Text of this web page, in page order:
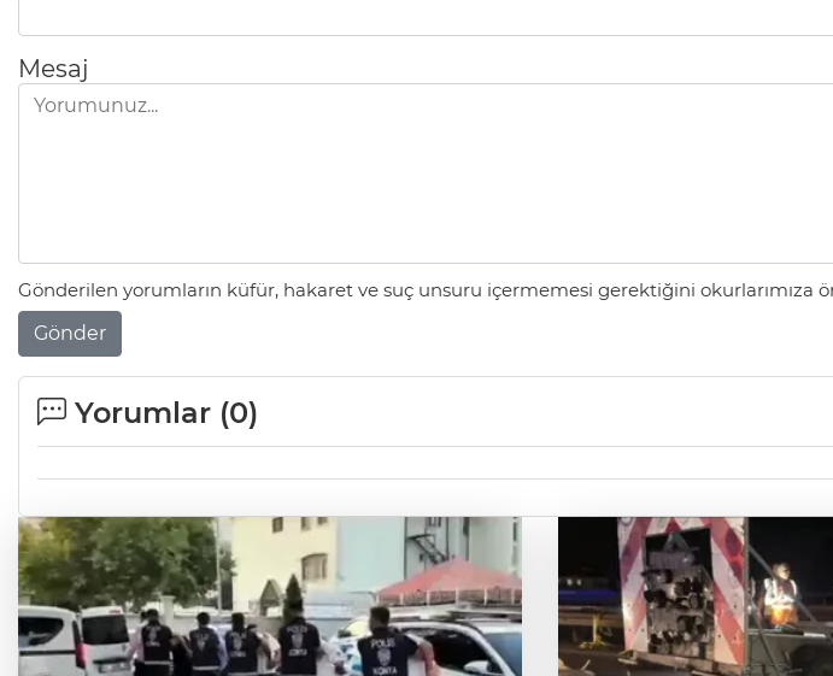
Mesaj
Gönderilen yorumların küfür, hakaret ve suç unsuru içermemesi gerektiğini okurlarımıza
Gönder
Yorumlar (0)